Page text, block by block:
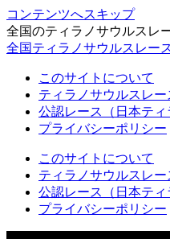
コンテンツへスキップ
全国のティラノサウルスレ
全国ティラノサウルスレー
このサイトについて
ティラノサウルスレー
公認レース（日本ティ
プライバシーポリシー
このサイトについて
ティラノサウルスレー
公認レース（日本ティ
プライバシーポリシー